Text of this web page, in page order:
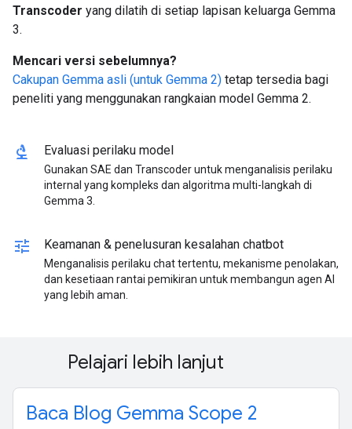
Transcoder yang dilatih di setiap lapisan keluarga Gemma
3.
Mencari versi sebelumnya?
Cakupan Gemma asli (untuk Gemma 2) tetap tersedia bagi
peneliti yang menggunakan rangkaian model Gemma 2.
biotech Evaluasi perilaku model
Gunakan SAE dan Transcoder untuk menganalisis perilaku
internal yang kompleks dan algoritma multi-langkah di
Gemma 3.
tune Keamanan & penelusuran kesalahan chatbot
Menganalisis perilaku chat tertentu, mekanisme penolakan,
dan kesetiaan rantai pemikiran untuk membangun agen AI
yang lebih aman.
Pelajari lebih lanjut
Baca Blog Gemma Scope 2